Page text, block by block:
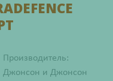
Производитель:
Джонсон и Джонсон